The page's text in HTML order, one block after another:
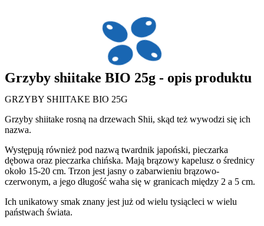
Grzyby shiitake BIO 25g - opis produktu
GRZYBY SHIITAKE BIO 25G
Grzyby shiitake rosną na drzewach Shii, skąd też wywodzi się ich
nazwa.
Występują również pod nazwą twardnik japoński, pieczarka
dębowa oraz pieczarka chińska. Mają brązowy kapelusz o średnicy
około 15-20 cm. Trzon jest jasny o zabarwieniu brązowo-
czerwonym, a jego długość waha się w granicach między 2 a 5 cm.
Ich unikatowy smak znany jest już od wielu tysiącleci w wielu
państwach świata.